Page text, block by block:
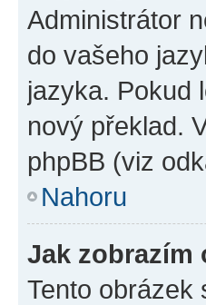
Administrátor
do vašeho
jazyka. Pokud
nový překlad.
phpBB (viz
Nahoru
Jak zobrazím
Tento obrázek